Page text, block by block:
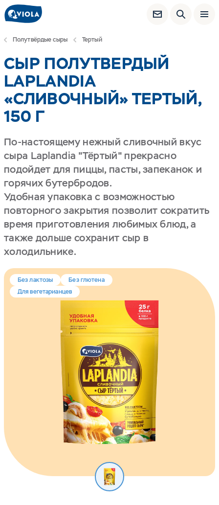
Полутвёрдые сыры Тертый
СЫР ПОЛУТВЕРДЫЙ
LAPLANDIA
«СЛИВОЧНЫЙ» ТЕРТЫЙ,
150 Г
По-настоящему нежный сливочный вкус
сыра Laplandia "Тёртый" прекрасно
подойдет для пиццы, пасты, запеканок и
горячих бутербродов.
Удобная упаковка с возможностью
повторного закрытия позволит сократить
время приготовления любимых блюд, а
также дольше сохранит сыр в
холодильнике.
Без лактозы
Без глютена
Для вегетарианцев